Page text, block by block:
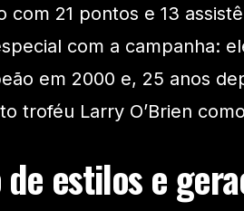
com 21 pontos e 13
com a campanha:
em 2000 e, 25 anos
troféu Larry O’Brien
estilos e